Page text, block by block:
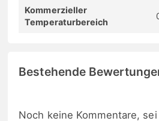
Kommerzieller
Temperaturbereich
Bestehende
Noch keine Kommentare,